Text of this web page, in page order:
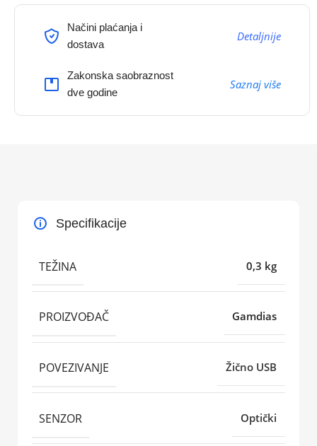
Načini plaćanja i
dostava
Detaljnije
Zakonska saobraznost
dve godine
Saznaj više
Specifikacije
TEŽINA 0,3 kg
PROIZVOĐAČ Gamdias
POVEZIVANJE Žično USB
SENZOR Optički